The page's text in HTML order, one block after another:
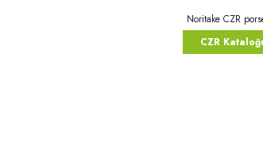
Noritake CZR
CZR